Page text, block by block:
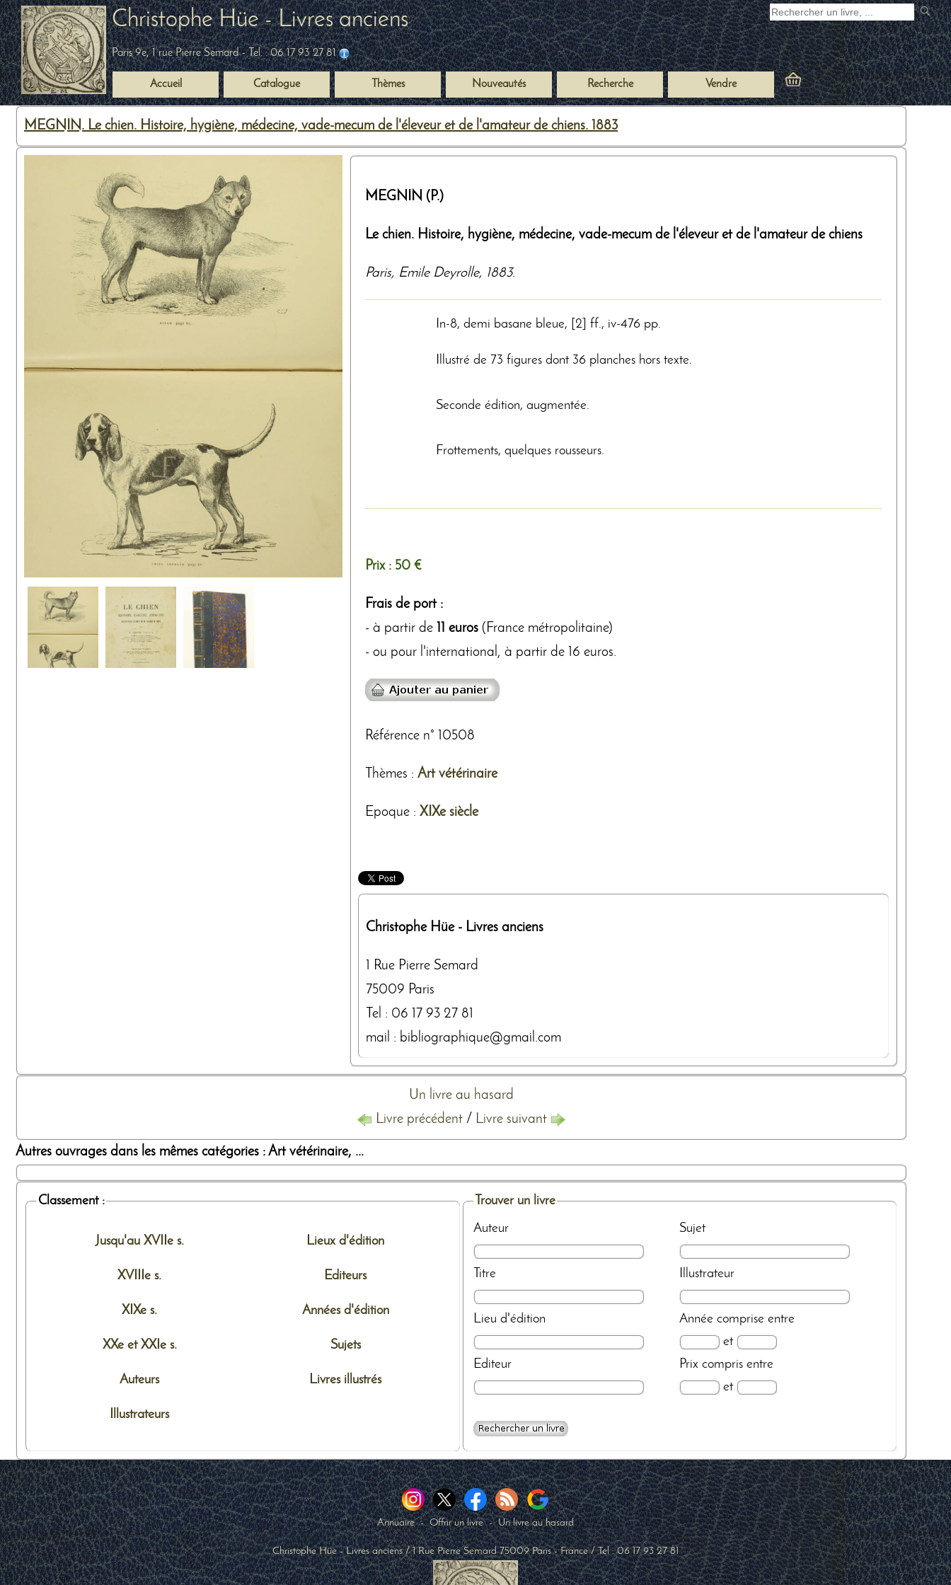
Christophe Hüe - Livres anciens
Paris 9e, 1 rue Pierre Semard- Tel. :06 17 93 27 81
Accueil Catalogue Thèmes Nouveautés Recherche Vendre
MEGNIN. Le chien. Histoire, hygiène, médecine, vade-mecum de l'éleveur et de l'amateur de chiens. 1883
MEGNIN (P.)
Le chien. Histoire, hygiène, médecine, vade-mecum de l'éleveur et de l'amateur de chiens
Paris, Emile Deyrolle, 1883.
In-8, demi basane bleue, [2] ff., iv-476 pp.
Illustré de 73 figures dont 36 planches hors texte.
Seconde édition, augmentée.
Frottements, quelques rousseurs.
Prix : 50 €
Frais de port :
- à partir de 11 euros (France métropolitaine)
- ou pour l'international, à partir de 16 euros.
Référence n° 10508
Thèmes : Art vétérinaire
Epoque : XIXe siècle
Christophe Hüe- Livres anciens
1 Rue Pierre Semard
75009 Paris
Tel : 06 17 93 27 81
mail : bibliographique@gmail.com
Un livre au hasard
Livre précédent / Livre suivant
Autres ouvrages dans les mêmes catégories : Art vétérinaire, ...
Classement :
Jusqu'au XVIIe s.
XVIIIe s.
XIXe s.
XXe et XXIe s.
Auteurs
Illustrateurs
Lieux d'édition
Editeurs
Années d'édition
Sujets
Livres illustrés
Trouver un livre
Auteur
Titre
Lieu d'édition
Editeur
Sujet
Illustrateur
Année comprise entre
et
Prix compris entre
et
Annuaire-Offrir un livre-Un livre au hasard
Christophe Hüe - Livres anciens /1 Rue Pierre Semard 75009 Paris-France / Tel :06 17 93 27 81